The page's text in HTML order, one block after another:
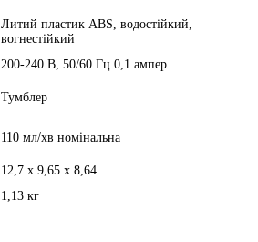
Литий пластик ABS, водостійкий,
вогнестійкий
200-240 В, 50/60 Гц 0,1 ампер
Тумблер
110 мл/хв номінальна
12,7 х 9,65 х 8,64
1,13 кг